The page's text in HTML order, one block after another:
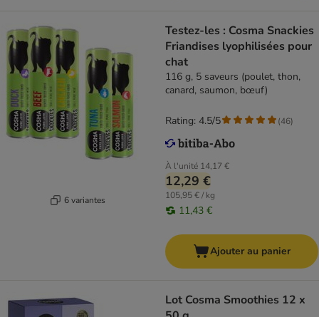
6 variantes
Testez-les : Cosma Snackies
Friandises lyophilisées pour
chat
116 g, 5 saveurs (poulet, thon,
canard, saumon, bœuf)
À l'unité 14,17 €
12,29 €
105,95 € / kg
11,43 €
Rating: 4.5/5 (46)
Ajouter au panier
Lot Cosma Smoothies 12 x